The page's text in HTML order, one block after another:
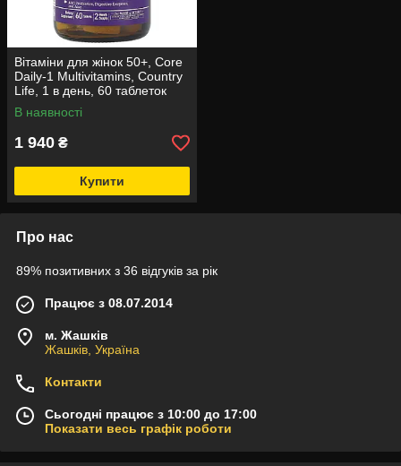
Вітаміни для жінок 50+, Core
Daily-1 Multivitamins, Country
Life, 1 в день, 60 таблеток
В наявності
1 940 ₴
Купити
Про нас
89% позитивних з 36 відгуків за рік
Працює з 08.07.2014
м. Жашків
Жашків, Україна
Контакти
Сьогодні працює з 10:00 до 17:00
Показати весь графік роботи